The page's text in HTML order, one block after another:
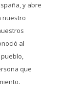
y abre
nuestro
al
que